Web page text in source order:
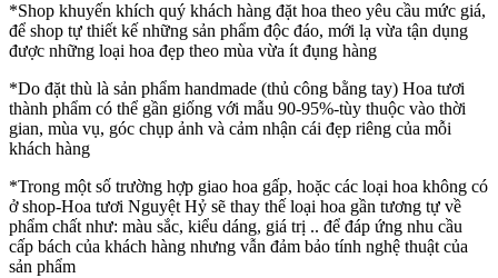
*Shop khuyến khích quý khách hàng đặt hoa theo yêu cầu mức giá,
để shop tự thiết kế những sản phẩm độc đáo, mới lạ vừa tận dụng
được những loại hoa đẹp theo mùa vừa ít đụng hàng
*Do đặt thù là sản phẩm handmade (thủ công bằng tay) Hoa tươi
thành phẩm có thể gần giống với mẫu 90-95%-tùy thuộc vào thời
gian, mùa vụ, góc chụp ảnh và cảm nhận cái đẹp riêng của mỗi
khách hàng
*Trong một số trường hợp giao hoa gấp, hoặc các loại hoa không có
ở shop-Hoa tươi Nguyệt Hỷ sẽ thay thế loại hoa gần tương tự về
phẩm chất như: màu sắc, kiểu dáng, giá trị .. để đáp ứng nhu cầu
cấp bách của khách hàng nhưng vẫn đảm bảo tính nghệ thuật của
sản phẩm